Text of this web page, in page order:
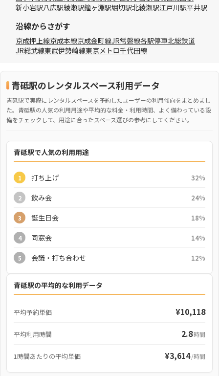
新小岩駅八広駅綾瀬駅鐘ヶ淵駅堀切駅北綾瀬駅江戸川駅平井駅
沿線からさがす
京成押上線京成本線京成金町線JR常磐線各駅停車北総鉄道
JR総武線東武伊勢崎線東京メトロ千代田線
青砥駅のレンタルスペース利用データ
青砥駅で実際にレンタルスペースを予約したユーザーの利用傾向をまとめまし
た。青砥駅の人気の利用用途や平均的な料金・利用時間、よく備わっている設
備をチェックして、用途に合ったスペース選びの参考にしてください。
青砥駅で人気の利用用途
1 打ち上げ 32%
2 飲み会 24%
3 誕生日会 18%
4 同窓会 14%
5 会議・打ち合わせ 12%
青砥駅の平均的な利用データ
平均予約単価 ¥10,118
平均利用時間 2.8時間
1時間あたりの平均単価 ¥3,614/時間